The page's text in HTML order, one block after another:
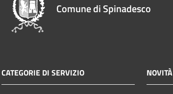
Comune di Spinadesco
CATEGORIE DI SERVIZIO NOVITÀ